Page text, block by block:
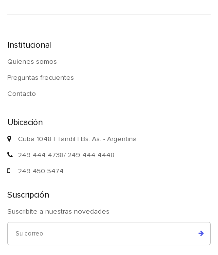
Institucional
Quienes somos
Preguntas frecuentes
Contacto
Ubicación
Cuba 1048 | Tandil | Bs. As. - Argentina
249 444 4738/ 249 444 4448
249 450 5474
Suscripción
Suscribite a nuestras novedades